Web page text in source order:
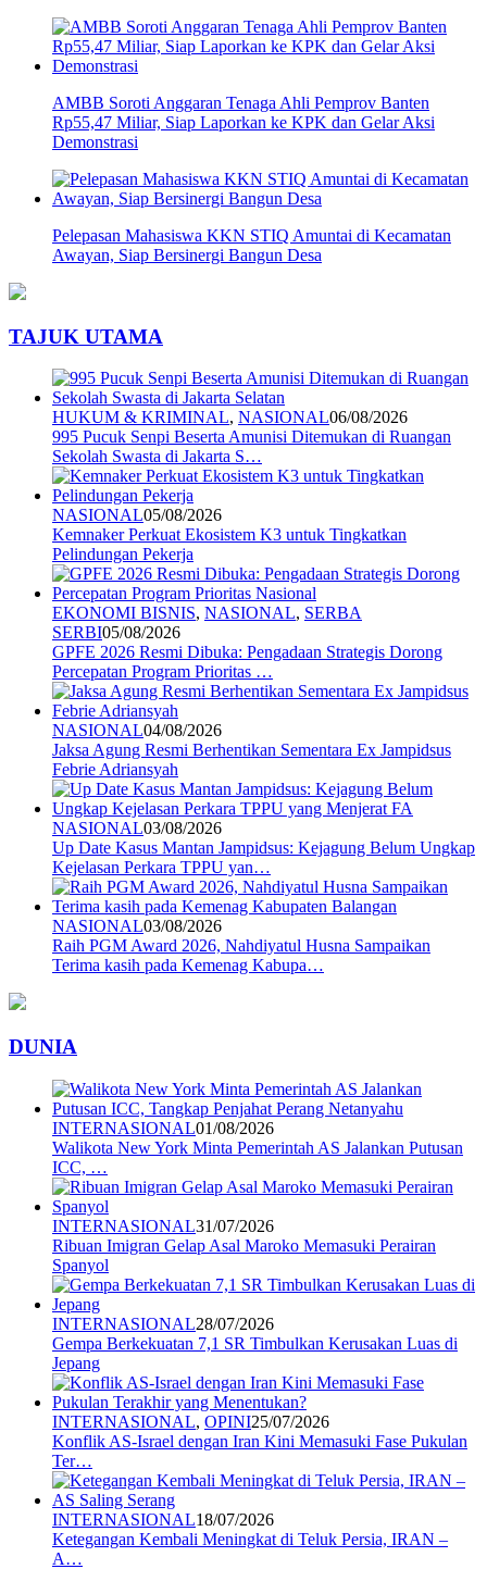
AMBB Soroti Anggaran Tenaga Ahli Pemprov Banten
Rp55,47 Miliar, Siap Laporkan ke KPK dan Gelar Aksi
Demonstrasi
Pelepasan Mahasiswa KKN STIQ Amuntai di Kecamatan
Awayan, Siap Bersinergi Bangun Desa
TAJUK UTAMA
HUKUM & KRIMINAL, NASIONAL06/08/2026
995 Pucuk Senpi Beserta Amunisi Ditemukan di Ruangan
Sekolah Swasta di Jakarta S…
NASIONAL05/08/2026
Kemnaker Perkuat Ekosistem K3 untuk Tingkatkan
Pelindungan Pekerja
EKONOMI BISNIS, NASIONAL, SERBA
SERBI05/08/2026
GPFE 2026 Resmi Dibuka: Pengadaan Strategis Dorong
Percepatan Program Prioritas …
NASIONAL04/08/2026
Jaksa Agung Resmi Berhentikan Sementara Ex Jampidsus
Febrie Adriansyah
NASIONAL03/08/2026
Up Date Kasus Mantan Jampidsus: Kejagung Belum Ungkap
Kejelasan Perkara TPPU yan…
NASIONAL03/08/2026
Raih PGM Award 2026, Nahdiyatul Husna Sampaikan
Terima kasih pada Kemenag Kabupa…
DUNIA
INTERNASIONAL01/08/2026
Walikota New York Minta Pemerintah AS Jalankan Putusan
ICC, …
INTERNASIONAL31/07/2026
Ribuan Imigran Gelap Asal Maroko Memasuki Perairan
Spanyol
INTERNASIONAL28/07/2026
Gempa Berkekuatan 7,1 SR Timbulkan Kerusakan Luas di
Jepang
INTERNASIONAL, OPINI25/07/2026
Konflik AS-Israel dengan Iran Kini Memasuki Fase Pukulan
Ter…
INTERNASIONAL18/07/2026
Ketegangan Kembali Meningkat di Teluk Persia, IRAN –
A…